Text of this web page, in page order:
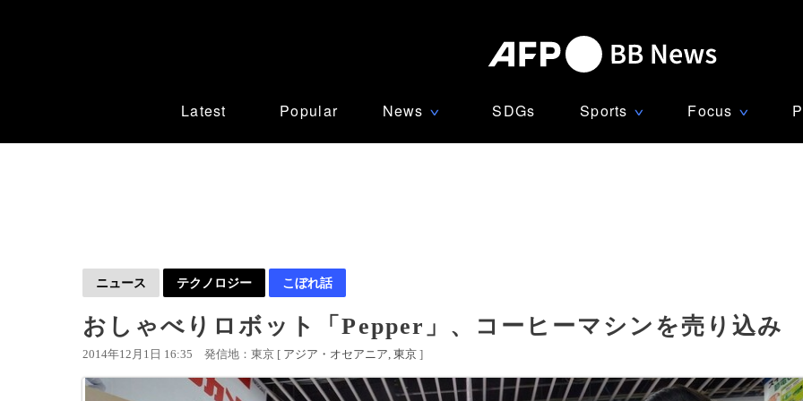
Latest Popular News ∨ SDGs Sports ∨ Focus ∨
ニュース テクノロジー こぼれ話
おしゃべりロボット「Pepper」、コーヒーマシンを売り込み
2014年12月1日 16:35 発信地：東京 [ アジア・オセアニア 東京 ]